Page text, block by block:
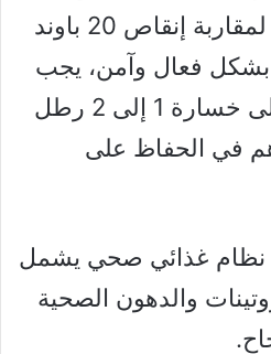
للأشخاص استخدامها لمقاربة إنقاص 20 باوند
بشكل فعال وآمن، يجب
أن يهدف الأشخاص إلى خسارة 1 إلى 2 رطل
في الحفاظ على
نظام غذائي صحي يشمل
والدهون الصحية